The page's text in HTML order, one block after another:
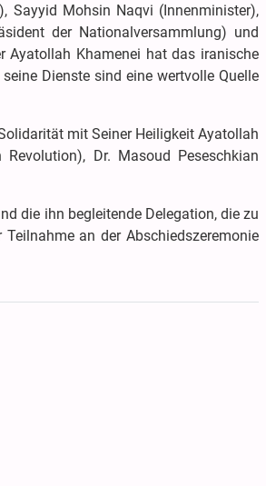
Sayyid Mohsin Naqvi (Innenminister),
der Nationalversammlung) und
Ayatollah Khamenei hat das iranische
Dienste sind eine wertvolle Quelle
mit Seiner Heiligkeit Ayatollah
Dr. Masoud Peseschkian
die ihn begleitende Delegation, die zu
an der Abschiedszeremonie